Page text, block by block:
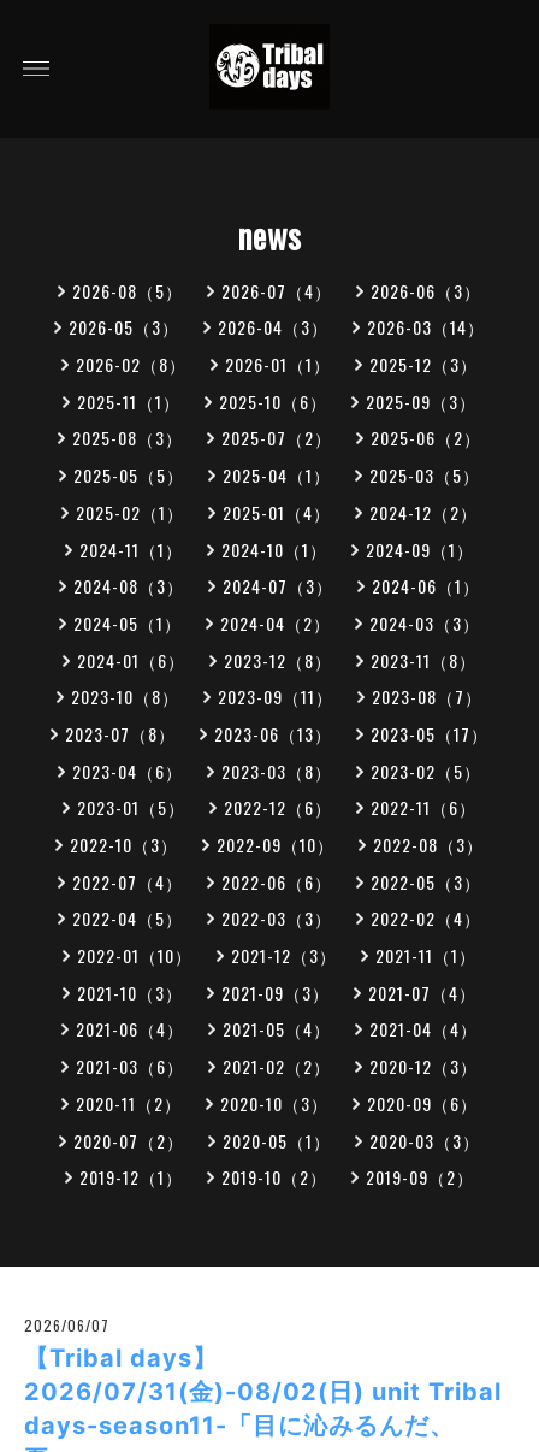
news
2026-08（5） 2026-07（4）
2026-06（3）
2026-05（3）
2026-04（3）
2026-03（14）
2026-02（8）
2026-01（1）
2025-12（3）
2025-11（1）
2025-10（6）
2025-09（3）
2025-08（3）
2025-07（2）
2025-06（2）
2025-05（5）
2025-04（1）
2025-03（5）
2025-02（1）
2025-01（4）
2024-12（2）
2024-11（1）
2024-10（1）
2024-09（1）
2024-08（3）
2024-07（3）
2024-06（1）
2024-05（1）
2024-04（2）
2024-03（3）
2024-01（6）
2023-12（8）
2023-11（8）
2023-10（8）
2023-09（11）
2023-08（7）
2023-07（8）
2023-06（13）
2023-05（17）
2023-04（6）
2023-03（8）
2023-02（5）
2023-01（5）
2022-12（6）
2022-11（6）
2022-10（3）
2022-09（10）
2022-08（3）
2022-07（4）
2022-06（6）
2022-05（3）
2022-04（5）
2022-03（3）
2022-02（4）
2022-01（10）
2021-12（3）
2021-11（1）
2021-10（3）
2021-09（3）
2021-07（4）
2021-06（4）
2021-05（4）
2021-04（4）
2021-03（6）
2021-02（2）
2020-12（3）
2020-11（2）
2020-10（3）
2020-09（6）
2020-07（2）
2020-05（1）
2020-03（3）
2019-12（1）
2019-10（2） 2019-09（2）
2026/06/07
【Tribal days】
2026/07/31(金)-08/02(日) unit Tribal
days-season11-「目に沁みるんだ、